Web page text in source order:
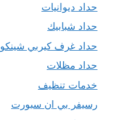
حداد ديوانيات
حداد شبابيك
حداد غرف كيربي شينكو
حداد مظلات
خدمات تنظيف
رسيفر بي ان سبورت